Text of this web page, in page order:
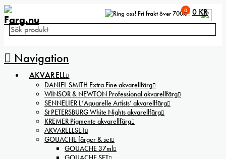
Fri frakt över 700kr!
Navigation
0 0 KR
AKVARELL
DANIEL SMITH Extra Fine akvarellfärg
WINSOR & NEWTON Professional akvarellfärg
SENNELIER L’Aquarelle Artists’ akvarellfärg
St PETERSBURG White Nights akvarellfärg
KREMER Pigmente akvarellfärg
AKVARELLSET
GOUACHE färger & set
GOUACHE 37ml